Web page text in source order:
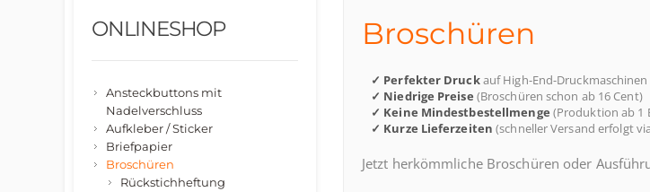
Broschüren
✓ Perfekter Druckauf High-End-Druckmaschinen
✓ Niedrige Preise (Broschüren schon ab 16 Cent)
✓ Keine Mindestbestellmenge (Produktion ab 1
✓ Kurze Lieferzeiten (schneller Versand erfolgt
Jetzt herkömmliche Broschüren oder
ONLINESHOP
Ansteckbuttons mit
Nadelverschluss
Aufkleber / Sticker
Briefpapier
Broschüren
Rückstichheftung